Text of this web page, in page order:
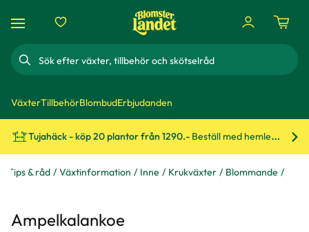
Sök
VäxterTillbehörBlombudErbjudanden
Tujahäck - köp 20 plantor från 1290.- Beställ med hemleverans!
Tips & råd Växtinformation Inne Krukväxter Blommande
Ampelkalankoe